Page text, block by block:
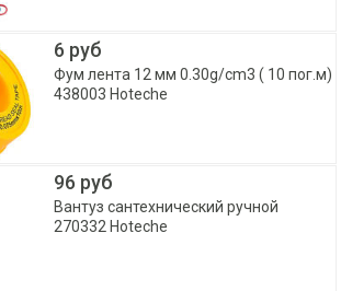
6 руб
Фум лента 12 мм 0.30g/cm3 ( 10 пог.м)
438003 Hoteche
96 руб
Вантуз сантехнический ручной
270332 Hoteche